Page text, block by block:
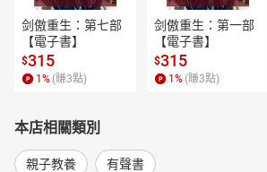
剑傲重生：第七部
【電子書】
$315
1 % (賺3點)
剑傲重生：第一部
【電子書】
$315
1 % (賺3點)
本店相關類別
親子教養 有聲書